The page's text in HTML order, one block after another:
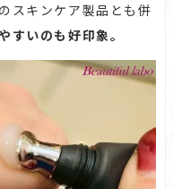
スキンケア製品とも併
すいのも好印象。